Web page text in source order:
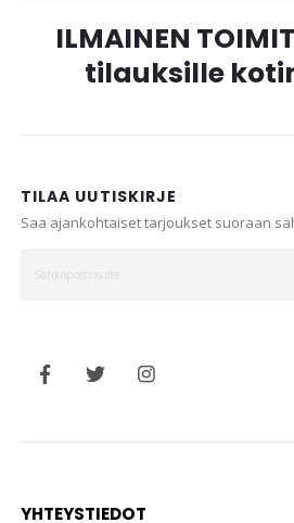
ILMAINEN
tilauksille
TILAA UUTISKIRJE
Saa ajankohtaiset tarjoukset suoraan
YHTEYSTIEDOT